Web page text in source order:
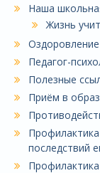
Наша
Жизнь
Оздоровление
Педагог-
Полезные
Приём в
последствий